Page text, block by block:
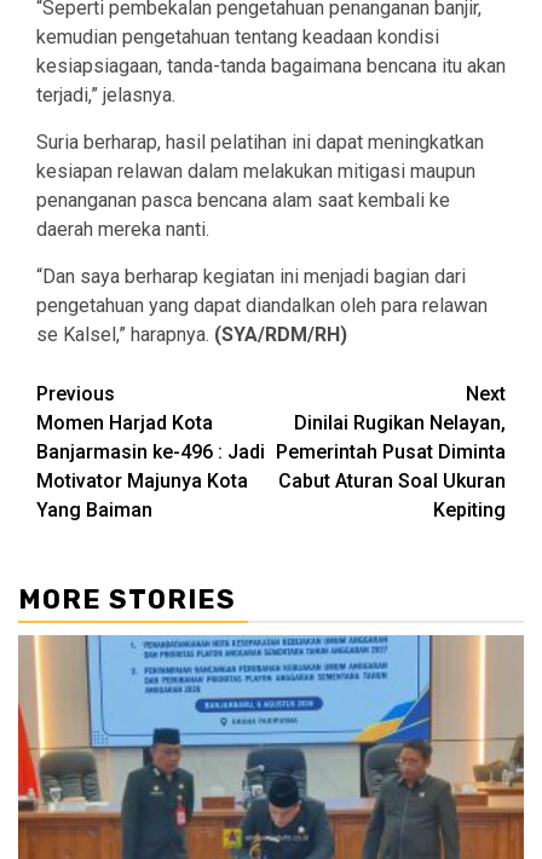
“Seperti pembekalan pengetahuan penanganan banjir,
kemudian pengetahuan tentang keadaan kondisi
kesiapsiagaan, tanda-tanda bagaimana bencana itu akan
terjadi,” jelasnya.
Suria berharap, hasil pelatihan ini dapat meningkatkan
kesiapan relawan dalam melakukan mitigasi maupun
penanganan pasca bencana alam saat kembali ke
daerah mereka nanti.
“Dan saya berharap kegiatan ini menjadi bagian dari
pengetahuan yang dapat diandalkan oleh para relawan
se Kalsel,” harapnya. (SYA/RDM/RH)
Continue
Reading
Previous
Momen Harjad Kota
Banjarmasin ke-496 : Jadi
Motivator Majunya Kota
Yang Baiman
Next
Dinilai Rugikan Nelayan,
Pemerintah Pusat Diminta
Cabut Aturan Soal Ukuran
Kepiting
MORE STORIES